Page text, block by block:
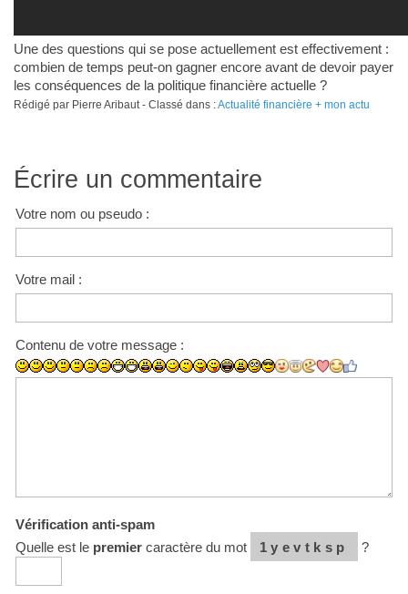
Une des questions qui se pose actuellement est effectivement :
combien de temps peut-on gagner encore avant de devoir payer
les conséquences de la politique financière actuelle ?
Rédigé par Pierre Aribaut - Classé dans :Actualité financière + mon actu
Écrire un commentaire
Votre nom ou pseudo :
Votre mail :
Contenu de votre message :
Vérification anti-spam
Quelle est le premiercaractère du mot 1yevtksp ?